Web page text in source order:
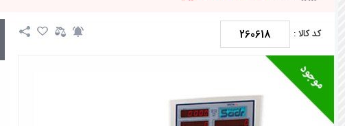
کد کالا : 260618